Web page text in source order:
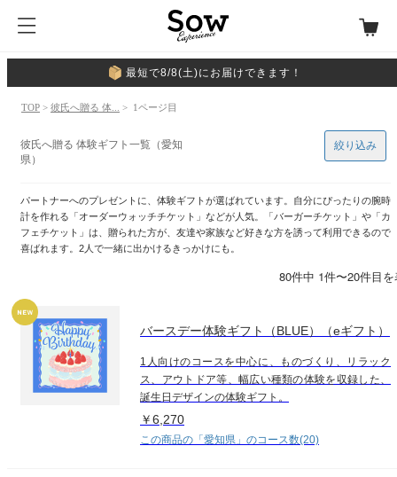
最短で8/8(土)にお届けできます！
TOP > 彼氏へ贈る 体... > 1ページ目
彼氏へ贈る 体験ギフト一覧（愛知
県）
パートナーへのプレゼントに、体験ギフトが選ばれています。自分にぴったりの腕時
計を作れる「オーダーウォッチチケット」などが人気。「バーガーチケット」や「カ
フェチケット」は、贈られた方が、友達や家族など好きな方を誘って利用できるので
喜ばれます。2人で一緒に出かけるきっかけにも。
絞り込み
80件中 1件〜20件目
バースデー体験ギフト（BLUE）（eギフト）
1人向けのコースを中心に、ものづくり、リラック
ス、アウトドア等、幅広い種類の体験を収録した、
誕生日デザインの体験ギフト。
￥6,270
この商品の「愛知県」のコース数(20)